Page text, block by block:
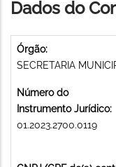
Dados do
Órgão:
SECRETARIA
Número do
Instrumento Jurídico:
01.2023.2700.0119